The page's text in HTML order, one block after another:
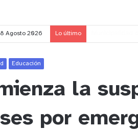
8 Agosto 2026 Lo último
Educación
la
por